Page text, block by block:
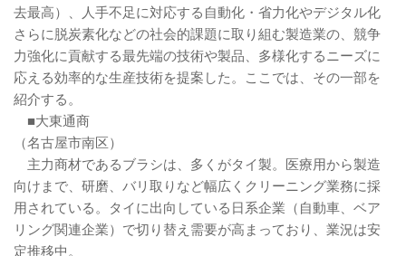
去最高）、人手不足に対応する自動化・省力化やデジタル化
さらに脱炭素化などの社会的課題に取り組む製造業の、競争
力強化に貢献する最先端の技術や製品、多様化するニーズに
応える効率的な生産技術を提案した。ここでは、その一部を
紹介する。
■大東通商
（名古屋市南区）
主力商材であるブラシは、多くがタイ製。医療用から製造
向けまで、研磨、バリ取りなど幅広くクリーニング業務に採
用されている。タイに出向している日系企業（自動車、ベア
リング関連企業）で切り替え需要が高まっており、業況は安
定推移中。